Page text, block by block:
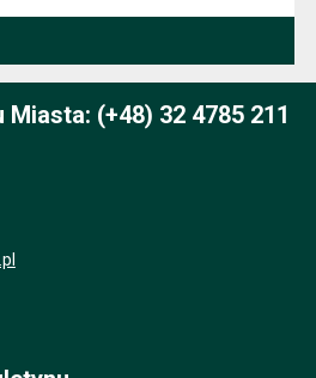
(+48) 32 4785 211